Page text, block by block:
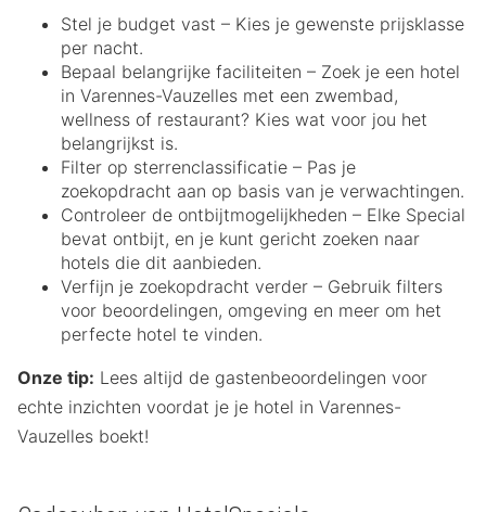
Stel je budget vast – Kies je gewenste prijsklasse
per nacht.
Bepaal belangrijke faciliteiten – Zoek je een hotel
in Varennes-Vauzelles met een zwembad,
wellness of restaurant? Kies wat voor jou het
belangrijkst is.
Filter op sterrenclassificatie – Pas je
zoekopdracht aan op basis van je verwachtingen.
Controleer de ontbijtmogelijkheden – Elke Special
bevat ontbijt, en je kunt gericht zoeken naar
hotels die dit aanbieden.
Verfijn je zoekopdracht verder – Gebruik filters
voor beoordelingen, omgeving en meer om het
perfecte hotel te vinden.
Onze tip: Lees altijd de gastenbeoordelingen voor
echte inzichten voordat je je hotel in Varennes-
Vauzelles boekt!